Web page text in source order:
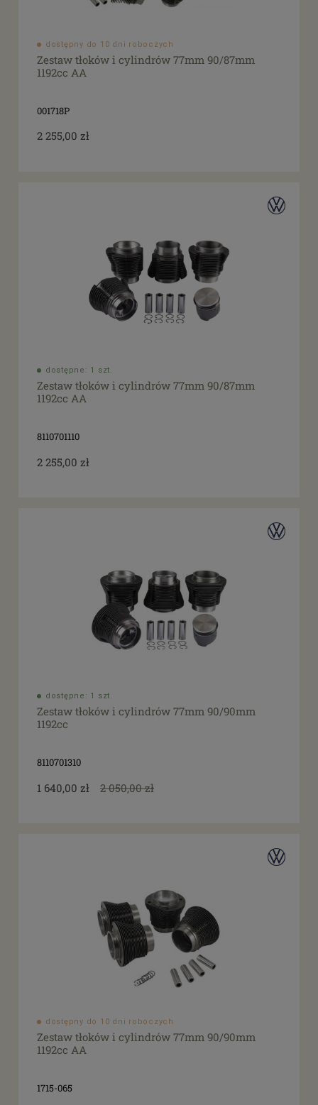
dostępny do 10 dni roboczych
Zestaw tłoków i cylindrów 77mm 90/87mm
1192cc AA
001718P
2 255,00 zł
dostępne: 1 szt.
Zestaw tłoków i cylindrów 77mm 90/87mm
1192cc AA
8110701110
2 255,00 zł
dostępne: 1 szt.
Zestaw tłoków i cylindrów 77mm 90/90mm
1192cc
8110701310
1 640,00 zł 2 050,00 zł
dostępny do 10 dni roboczych
Zestaw tłoków i cylindrów 77mm 90/90mm
1192cc AA
1715-065